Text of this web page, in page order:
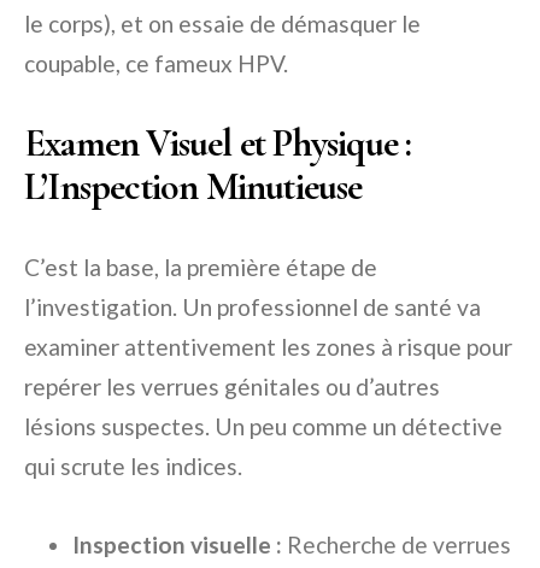
le corps), et on essaie de démasquer le
coupable, ce fameux HPV.
Examen Visuel et Physique :
L’Inspection Minutieuse
C’est la base, la première étape de
l’investigation. Un professionnel de santé va
examiner attentivement les zones à risque pour
repérer les verrues génitales ou d’autres
lésions suspectes. Un peu comme un détective
qui scrute les indices.
Inspection visuelle : Recherche de verrues